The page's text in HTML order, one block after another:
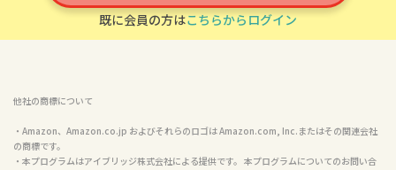
既に会員の方はこちらからログイン
他社の商標について
・Amazon、Amazon.co.jp およびそれらのロゴは Amazon.com, Inc.またはその関連会社
の商標です。
・本プログラムはアイブリッジ株式会社による提供です。 本プログラムについてのお問い合